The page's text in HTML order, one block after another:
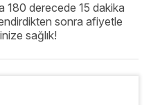
180 derecede 15 dakika
sonra afiyetle
sağlık!